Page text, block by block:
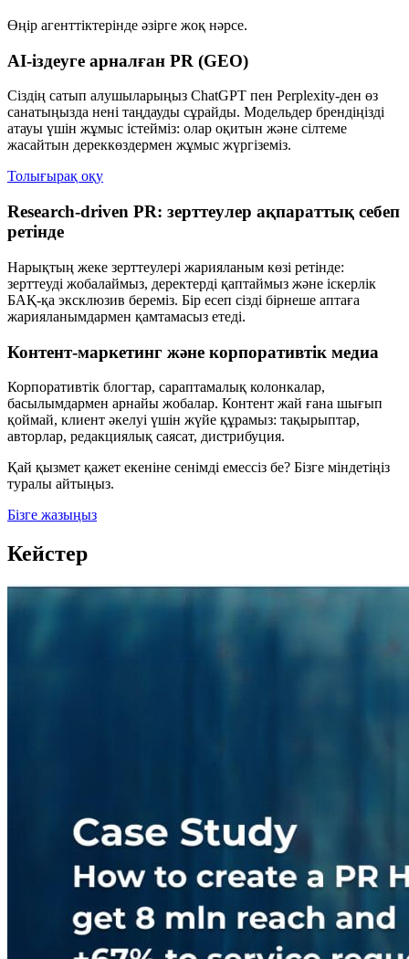
Өңір агенттіктерінде әзірге жоқ нәрсе.
AI-іздеуге арналған PR (GEO)
Сіздің сатып алушыларыңыз ChatGPT пен Perplexity-ден өз
санатыңызда нені таңдауды сұрайды. Модельдер брендіңізді
атауы үшін жұмыс істейміз: олар оқитын және сілтеме
жасайтын дереккөздермен жұмыс жүргіземіз.
Толығырақ оқу
Research-driven PR: зерттеулер ақпараттық себеп
ретінде
Нарықтың жеке зерттеулері жарияланым көзі ретінде:
зерттеуді жобалаймыз, деректерді қаптаймыз және іскерлік
БАҚ-қа эксклюзив береміз. Бір есеп сізді бірнеше аптаға
жарияланымдармен қамтамасыз етеді.
Контент-маркетинг және корпоративтік медиа
Корпоративтік блогтар, сараптамалық колонкалар,
басылымдармен арнайы жобалар. Контент жай ғана шығып
қоймай, клиент әкелуі үшін жүйе құрамыз: тақырыптар,
авторлар, редакциялық саясат, дистрибуция.
Қай қызмет қажет екеніне сенімді емессіз бе? Бізге міндетіңіз
туралы айтыңыз.
Бізге жазыңыз
Кейстер